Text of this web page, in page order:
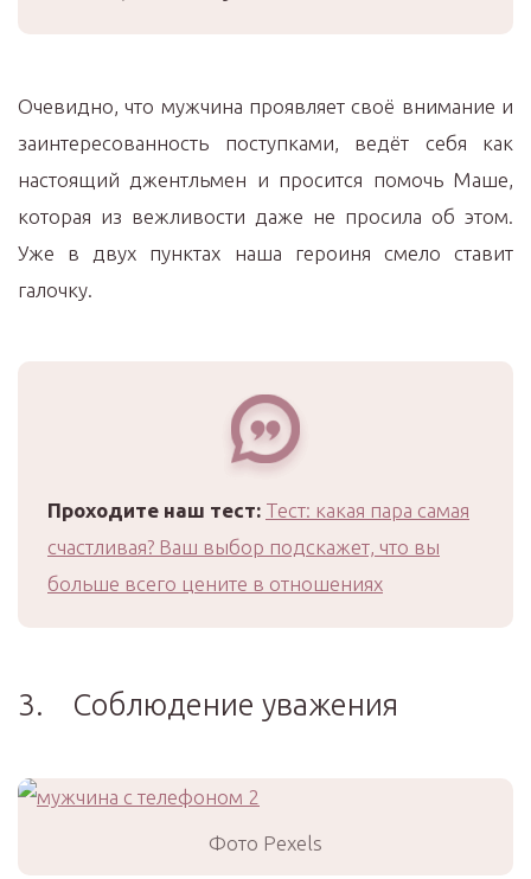
Очевидно, что мужчина проявляет своё внимание и
заинтересованность поступками, ведёт себя как
настоящий джентльмен и просится помочь Маше,
которая из вежливости даже не просила об этом.
Уже в двух пунктах наша героиня смело ставит
галочку.
Проходите наш тест: Тест: какая пара самая
счастливая? Ваш выбор подскажет, что вы
больше всего цените в отношениях
3. Соблюдение уважения
Фото Pexels